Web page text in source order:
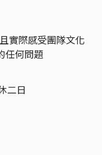
實際感受團隊文化
任何問題
二日